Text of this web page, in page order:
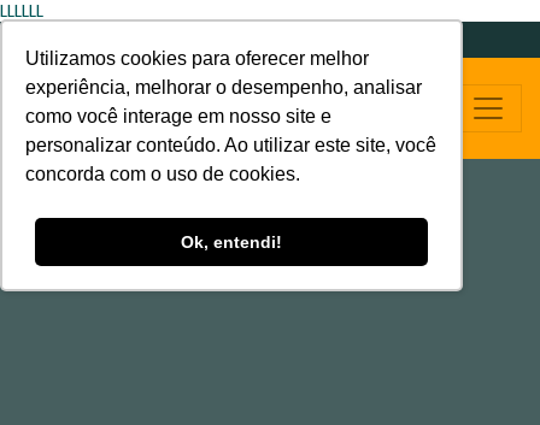
Utilizamos cookies para oferecer melhor
experiência, melhorar o desempenho, analisar
como você interage em nosso site e
personalizar conteúdo. Ao utilizar este site, você
concorda com o uso de cookies.
Ok, entendi!
LLLLLL